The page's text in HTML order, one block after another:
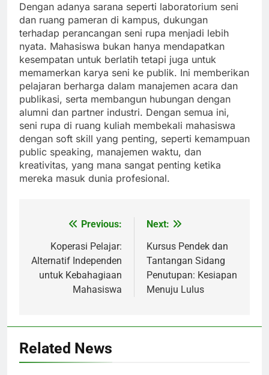
Dengan adanya sarana seperti laboratorium seni
dan ruang pameran di kampus, dukungan
terhadap perancangan seni rupa menjadi lebih
nyata. Mahasiswa bukan hanya mendapatkan
kesempatan untuk berlatih tetapi juga untuk
memamerkan karya seni ke publik. Ini memberikan
pelajaran berharga dalam manajemen acara dan
publikasi, serta membangun hubungan dengan
alumni dan partner industri. Dengan semua ini,
seni rupa di ruang kuliah membekali mahasiswa
dengan soft skill yang penting, seperti kemampuan
public speaking, manajemen waktu, dan
kreativitas, yang mana sangat penting ketika
mereka masuk dunia profesional.
navigation
Previous:
Koperasi Pelajar:
Alternatif Independen
untuk Kebahagiaan
Mahasiswa
Next:
Kursus Pendek dan
Tantangan Sidang
Penutupan: Kesiapan
Menuju Lulus
Related News